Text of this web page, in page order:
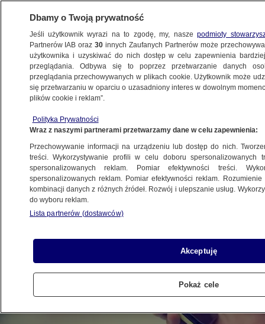
WARSZAWA
OKOLICE
pomocy i wysłał kod do płatności
12.01.2024, 14:13
Udostępnij
Dbamy o Twoją prywatność
Jeśli użytkownik wyrazi na to zgodę, my, naszepodmioty
Partnerów IAB oraz30 innych Zaufanych Partnerów może
użytkownika i uzyskiwać do nich dostęp w celu zapewnienia
przeglądania. Odbywa się to poprzez przetwarzanie danych
przeglądania przechowywanych w plikach cookie. Użytkownik może
się przetwarzaniu w oparciu o uzasadniony interes w dowolnym
plików cookie i reklam”.
Polityka Prywatności
Wraz z naszymi partnerami przetwarzamy dane w celu zapewnienia:
Przechowywanie informacji na urządzeniu lub dostęp do nich.
treści. Wykorzystywanie profili w celu doboru spersonalizowanych
spersonalizowanych reklam. Pomiar efektywności treści.
spersonalizowanych reklam. Pomiar efektywności reklam.
kombinacji danych z różnych źródeł. Rozwój i ulepszanie usług.
do wyboru reklam.
Lista partnerów (dostawców)
Akceptuję
Pokaż cele